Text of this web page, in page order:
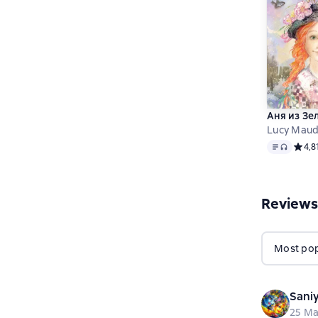
Аня из
Lucy
Text, audio4,8
Reviews
Most
25